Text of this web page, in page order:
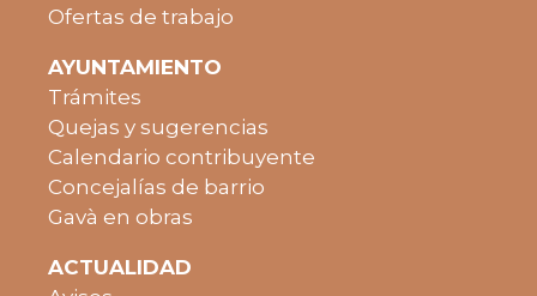
Ofertas de trabajo
AYUNTAMIENTO
Trámites
Quejas y sugerencias
Calendario contribuyente
Concejalías de barrio
Gavà en obras
ACTUALIDAD